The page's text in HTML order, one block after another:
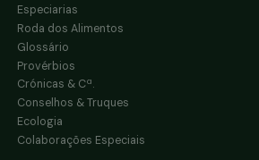
Especiarias
Roda dos Alimentos
Glossário
Provérbios
Crónicas & Cª.
Conselhos & Truques
Ecologia
Colaborações Especiais